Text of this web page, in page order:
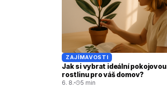
ZAJÍMAVOSTI
Jak si vybrat ideální pokojovou
rostlinu pro váš domov?
6. 8. 5 min